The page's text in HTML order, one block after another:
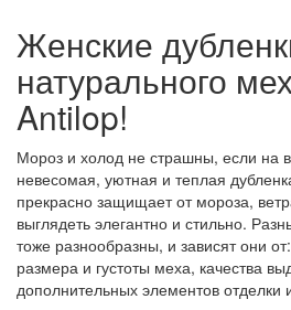
Женские
натурального
Antilop!
Мороз и холод не страшны, если на
невесомая, уютная и теплая
прекрасно защищает от мороза,
выглядеть элегантно и стильно.
тоже разнообразны, и зависят они
размера и густоты меха, качества
дополнительных элементов отделки